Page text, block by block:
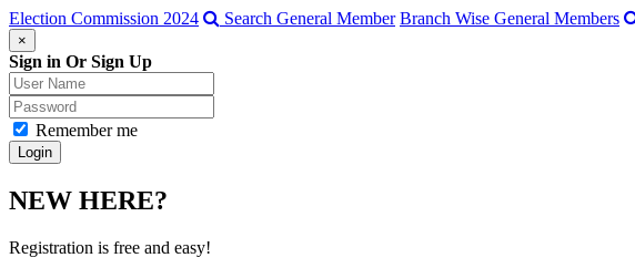
Election Commission 2024 Search General Member Branch Wise General Members
×
Sign in Or Sign Up
Remember me
NEW HERE?
Registration is free and easy!